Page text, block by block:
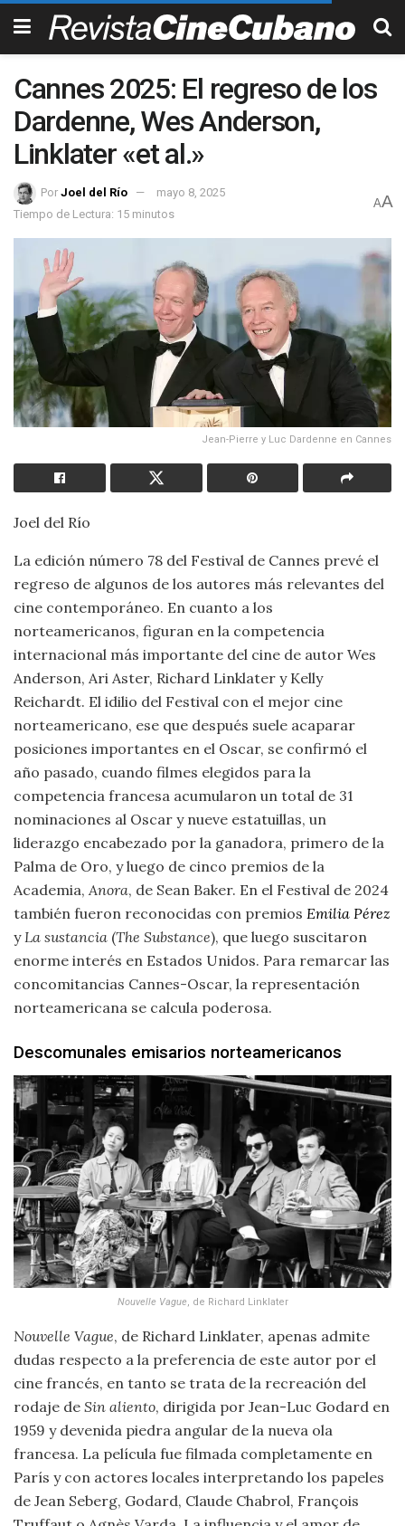
Cannes 2025: El regreso de los
Dardenne, Wes Anderson,
Linklater «et al.»
Por Joel del Río
mayo 8, 2025
Tiempo de Lectura: 15 minutos
AA
Jean-Pierre y Luc Dardenne en Cannes
Joel del Río
La edición número 78 del Festival de Cannes prevé el
regreso de algunos de los autores más relevantes del
cine contemporáneo. En cuanto a los
norteamericanos, figuran en la competencia
internacional más importante del cine de autor Wes
Anderson, Ari Aster, Richard Linklater y Kelly
Reichardt. El idilio del Festival con el mejor cine
norteamericano, ese que después suele acaparar
posiciones importantes en el Oscar, se confirmó el
año pasado, cuando filmes elegidos para la
competencia francesa acumularon un total de 31
nominaciones al Oscar y nueve estatuillas, un
liderazgo encabezado por la ganadora, primero de la
Palma de Oro, y luego de cinco premios de la
Academia, Anora, de Sean Baker. En el Festival de 2024
también fueron reconocidas con premios Emilia Pérez
y La sustancia (The Substance), que luego suscitaron
enorme interés en Estados Unidos. Para remarcar las
concomitancias Cannes-Oscar, la representación
norteamericana se calcula poderosa.
Descomunales emisarios norteamericanos
Nouvelle Vague , de Richard Linklater
Nouvelle Vague, de Richard Linklater, apenas admite
dudas respecto a la preferencia de este autor por el
cine francés, en tanto se trata de la recreación del
rodaje de Sin aliento, dirigida por Jean-Luc Godard en
1959 y devenida piedra angular de la nueva ola
francesa. La película fue filmada completamente en
París y con actores locales interpretando los papeles
de Jean Seberg, Godard, Claude Chabrol, François